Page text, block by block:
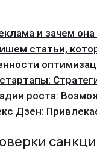
и зачем
статьи,
роста:
Дзен: